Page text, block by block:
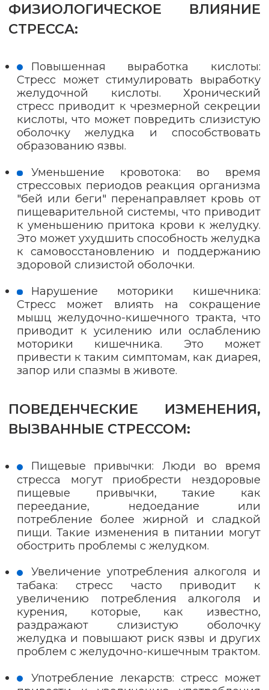
ФИЗИОЛОГИЧЕСКОЕ ВЛИЯНИЕ
СТРЕССА:
Повышенная выработка кислоты:
Стресс может стимулировать выработку
желудочной кислоты. Хронический
стресс приводит к чрезмерной секреции
кислоты, что может повредить слизистую
оболочку желудка и способствовать
образованию язвы.
Уменьшение кровотока: во время
стрессовых периодов реакция организма
"бей или беги" перенаправляет кровь от
пищеварительной системы, что приводит
к уменьшению притока крови к желудку.
Это может ухудшить способность желудка
к самовосстановлению и поддержанию
здоровой слизистой оболочки.
Нарушение моторики кишечника:
Стресс может влиять на сокращение
мышц желудочно-кишечного тракта, что
приводит к усилению или ослаблению
моторики кишечника. Это может
привести к таким симптомам, как диарея,
запор или спазмы в животе.
ПОВЕДЕНЧЕСКИЕ ИЗМЕНЕНИЯ,
ВЫЗВАННЫЕ СТРЕССОМ:
Пищевые привычки: Люди во время
стресса могут приобрести нездоровые
пищевые привычки, такие как
переедание, недоедание или
потребление более жирной и сладкой
пищи. Такие изменения в питании могут
обострить проблемы с желудком.
Увеличение употребления алкоголя и
табака: стресс часто приводит к
увеличению потребления алкоголя и
курения, которые, как известно,
раздражают слизистую оболочку
желудка и повышают риск язвы и других
проблем с желудочно-кишечным трактом.
Употребление лекарств: стресс может